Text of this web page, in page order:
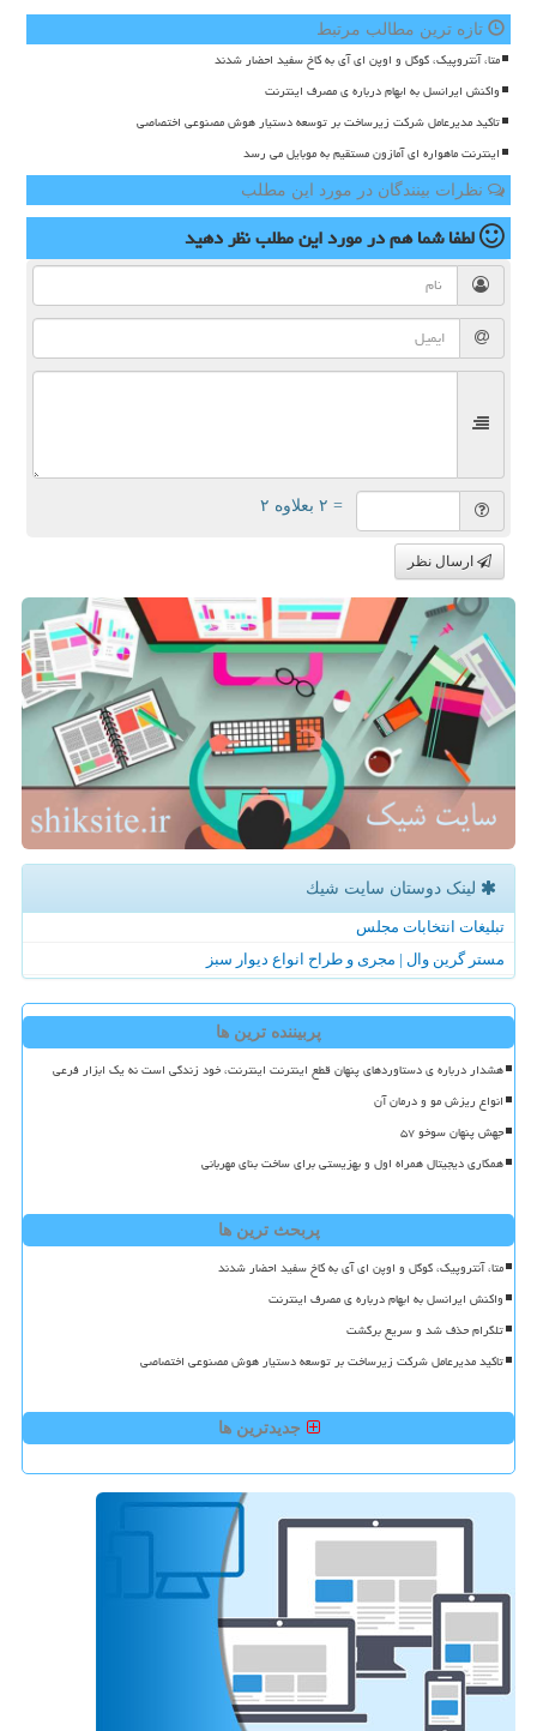
تازه ترین مطالب مرتبط
متا، آنتروپیک، گوگل و اوپن ای آی به کاخ سفید احضار شدند
واکنش ایرانسل به ابهام درباره ی مصرف اینترنت
تاکید مدیرعامل شرکت زیرساخت بر توسعه دستیار هوش مصنوعی اختصاصی
اینترنت ماهواره ای آمازون مستقیم به موبایل می رسد
نظرات بینندگان در مورد این مطلب
لطفا شما همدر مورد این مطلبنظر دهید
= ۲ بعلاوه ۲
ارسال نظر
لینک دوستان سایت شیك
تبلیغات انتخابات مجلس
مستر گرین وال | مجری و طراح انواع دیوار سبز
پربیننده ترین ها
هشدار درباره ی دستاوردهای پنهان قطع اینترنت اینترنت، خود زندگی است نه یک ابزار فرعی
انواع ریزش مو و درمان آن
جهش پنهان سوخو ۵۷
همکاری دیجیتال همراه اول و بهزیستی برای ساخت بنای مهربانی
پربحث ترین ها
متا، آنتروپیک، گوگل و اوپن ای آی به کاخ سفید احضار شدند
واکنش ایرانسل به ابهام درباره ی مصرف اینترنت
تلگرام حذف شد و سریع برگشت
تاکید مدیرعامل شرکت زیرساخت بر توسعه دستیار هوش مصنوعی اختصاصی
جدیدترین ها